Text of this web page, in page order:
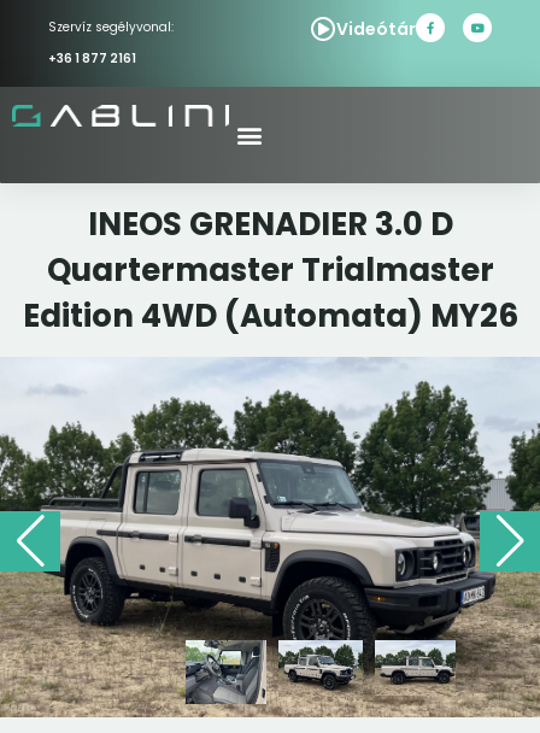
Szervíz segélyvonal:
+36 1 877 2161
Videótár
INEOS GRENADIER 3.0 D
Quartermaster Trialmaster
Edition 4WD (Automata) MY26